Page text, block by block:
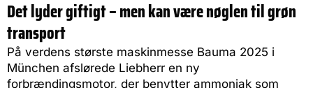
Det lyder giftigt – men kan være nøglen til grøn
transport
På verdens største maskinmesse Bauma 2025 i
München afslørede Liebherr en ny
forbrændingsmotor, der benytter ammoniak som